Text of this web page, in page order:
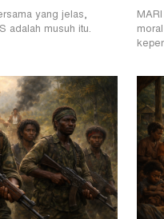
yang jelas,
adalah musuh itu.